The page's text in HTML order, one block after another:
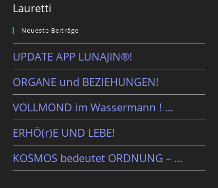
Lauretti
Neueste Beiträge
UPDATE APP LUNAJIN®!
ORGANE und BEZIEHUNGEN!
VOLLMOND im Wassermann ! …
ERHÖ(r)E UND LEBE!
KOSMOS bedeutet ORDNUNG – …